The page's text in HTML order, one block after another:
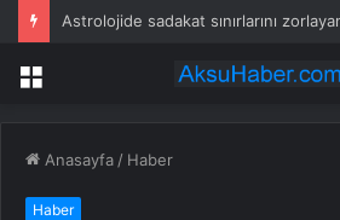
Menü
Anasayfa / Haber
Haber